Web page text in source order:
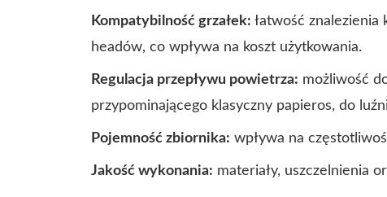
Kompatybilność grzałek: łatwość
headów, co wpływa na koszt użytkowania.
Regulacja przepływu powietrza: możliwość
przypominającego klasyczny papieros, do
Pojemność zbiornika: wpływa na
Jakość wykonania: materiały, uszczelnienia